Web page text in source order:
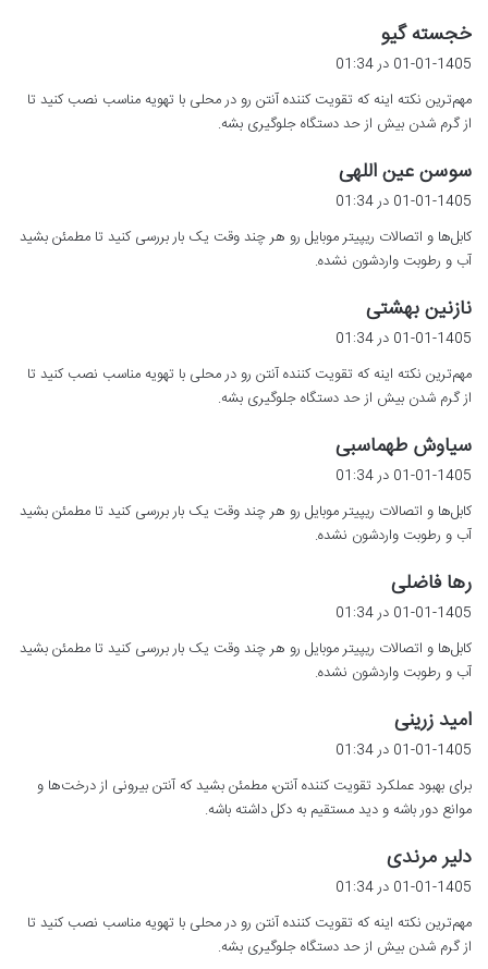
خجسته گیو
ت
:
01-01-1405 در 01:34
مهم‌ترین نکته اینه که تقویت کننده آنتن رو در محلی با تهویه مناسب نصب کنید تا
از گرم شدن بیش از حد دستگاه جلوگیری بشه.
سوسن عین اللهی
ف
:
01-01-1405 در 01:34
کابل‌ها و اتصالات ریپیتر موبایل رو هر چند وقت یک بار بررسی کنید تا مطمئن بشید
آب و رطوبت واردشون نشده.
نازنین بهشتی
ف
:
01-01-1405 در 01:34
مهم‌ترین نکته اینه که تقویت کننده آنتن رو در محلی با تهویه مناسب نصب کنید تا
از گرم شدن بیش از حد دستگاه جلوگیری بشه.
سیاوش طهماسبی
:
01-01-1405 در 01:34
کابل‌ها و اتصالات ریپیتر موبایل رو هر چند وقت یک بار بررسی کنید تا مطمئن بشید
آب و رطوبت واردشون نشده.
رها فاضلی
ت
:
01-01-1405 در 01:34
کابل‌ها و اتصالات ریپیتر موبایل رو هر چند وقت یک بار بررسی کنید تا مطمئن بشید
آب و رطوبت واردشون نشده.
امید زرینی
:
01-01-1405 در 01:34
برای بهبود عملکرد تقویت کننده آنتن، مطمئن بشید که آنتن بیرونی از درخت‌ها و
موانع دور باشه و دید مستقیم به دکل داشته باشه.
دلیر مرندی
ت
:
01-01-1405 در 01:34
مهم‌ترین نکته اینه که تقویت کننده آنتن رو در محلی با تهویه مناسب نصب کنید تا
از گرم شدن بیش از حد دستگاه جلوگیری بشه.